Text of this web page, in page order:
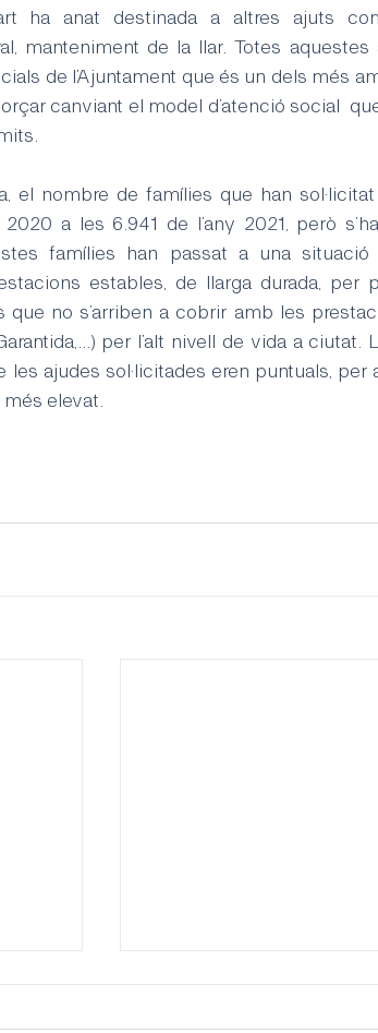
ha anat destinada a altres ajuts com
manteniment de la llar. Totes
de l’Ajuntament que és un dels més
canviant el model d’atenció social
el nombre de famílies que han
2020 a les 6.941 de l’any 2021, però
famílies han passat a una
estables, de llarga durada, per
que no s’arriben a cobrir amb les
per l’alt nivell de vida a ciutat.
les ajudes sol·licitades eren puntuals,
elevat.